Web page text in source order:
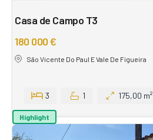
Casa de Campo T3
180 000 €
São Vicente Do Paul E Vale De Figueira
3 1 175,00 m²
Highlight